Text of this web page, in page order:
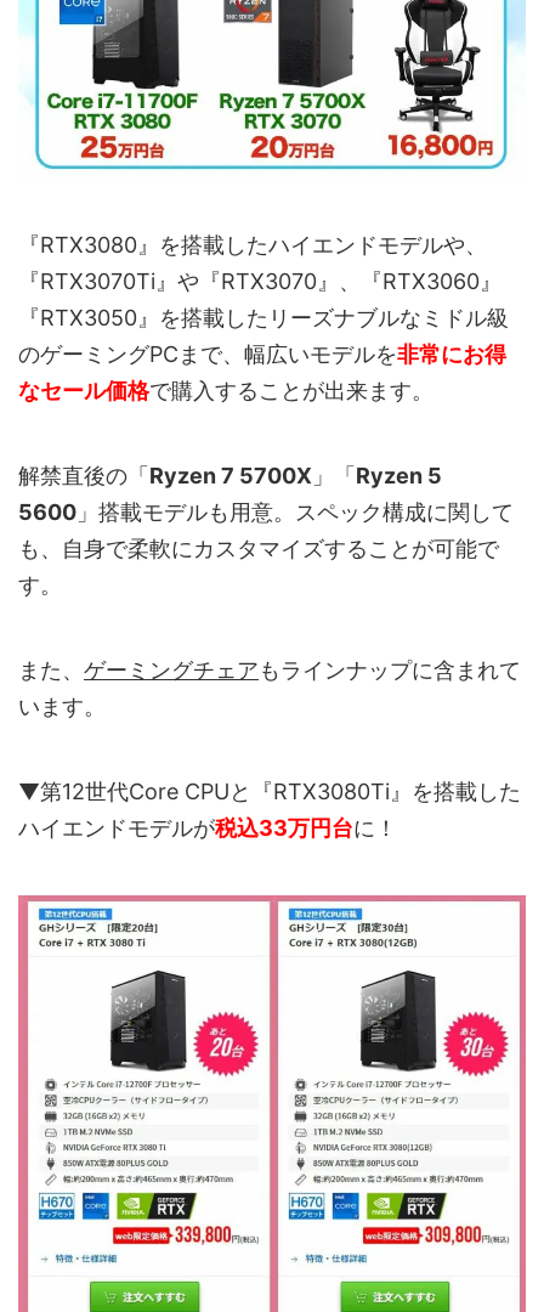
『RTX3080』を搭載したハイエンドモデルや、
『RTX3070Ti』や『RTX3070』、『RTX3060』
『RTX3050』を搭載したリーズナブルなミドル級
のゲーミングPCまで、幅広いモデルを非常にお得
なセール価格で購入することが出来ます。
解禁直後の「 Ryzen 7 5700X 」「 Ryzen 5
5600 」搭載モデルも用意。スペック構成に関して
も、自身で柔軟にカスタマイズすることが可能で
す。
また、 ゲーミングチェアもラインナップに含まれて
います。
▼第12世代Core CPUと『RTX3080Ti』を搭載した
ハイエンドモデルが税込33万円台に！